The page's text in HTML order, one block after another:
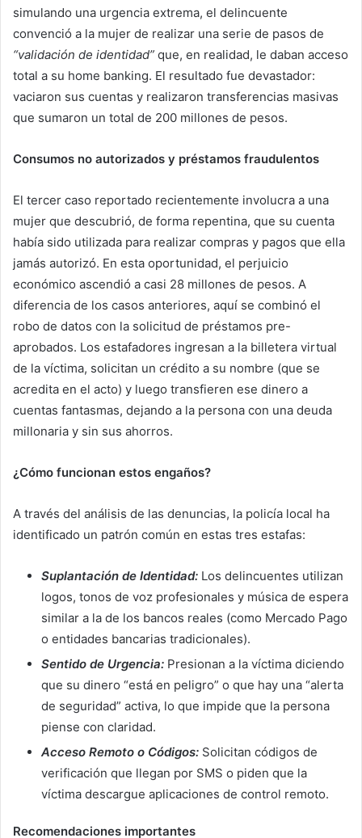
simulando una urgencia extrema, el delincuente
convenció a la mujer de realizar una serie de pasos de
“validación de identidad” que, en realidad, le daban acceso
total a su home banking. El resultado fue devastador:
vaciaron sus cuentas y realizaron transferencias masivas
que sumaron un total de 200 millones de pesos.
Consumos no autorizados y préstamos fraudulentos
El tercer caso reportado recientemente involucra a una
mujer que descubrió, de forma repentina, que su cuenta
había sido utilizada para realizar compras y pagos que ella
jamás autorizó. En esta oportunidad, el perjuicio
económico ascendió a casi 28 millones de pesos. A
diferencia de los casos anteriores, aquí se combinó el
robo de datos con la solicitud de préstamos pre-
aprobados. Los estafadores ingresan a la billetera virtual
de la víctima, solicitan un crédito a su nombre (que se
acredita en el acto) y luego transfieren ese dinero a
cuentas fantasmas, dejando a la persona con una deuda
millonaria y sin sus ahorros.
¿Cómo funcionan estos engaños?
A través del análisis de las denuncias, la policía local ha
identificado un patrón común en estas tres estafas:
Suplantación de Identidad: Los delincuentes utilizan
logos, tonos de voz profesionales y música de espera
similar a la de los bancos reales (como Mercado Pago
o entidades bancarias tradicionales).
Sentido de Urgencia: Presionan a la víctima diciendo
que su dinero “está en peligro” o que hay una “alerta
de seguridad” activa, lo que impide que la persona
piense con claridad.
Acceso Remoto o Códigos: Solicitan códigos de
verificación que llegan por SMS o piden que la
víctima descargue aplicaciones de control remoto.
Recomendaciones importantes